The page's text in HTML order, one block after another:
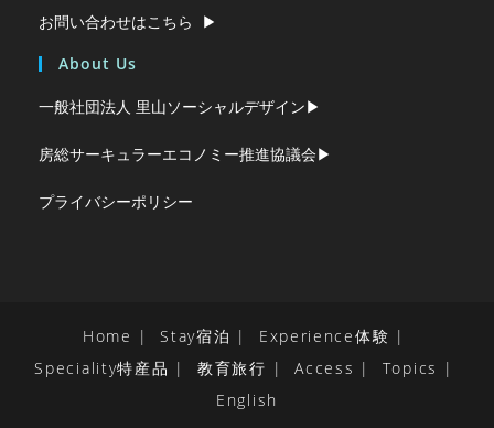
お問い合わせはこちら ▶︎
About Us
一般社団法人 里山ソーシャルデザイン▶︎
房総サーキュラーエコノミー推進協議会▶︎
プライバシーポリシー
Home Stay宿泊
Experience体験
Speciality特産品
教育旅行 Access
Topics
English